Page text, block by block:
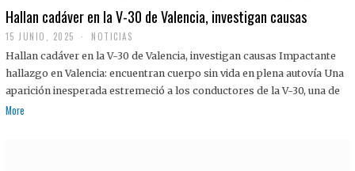
Hallan cadáver en la V-30 de Valencia, investigan causas
15 JUNIO, 2025 NOTICIAS
Hallan cadáver en la V-30 de Valencia, investigan causas Impactante
hallazgo en Valencia: encuentran cuerpo sin vida en plena autovía Una
aparición inesperada estremeció a los conductores de la V-30, una de
More